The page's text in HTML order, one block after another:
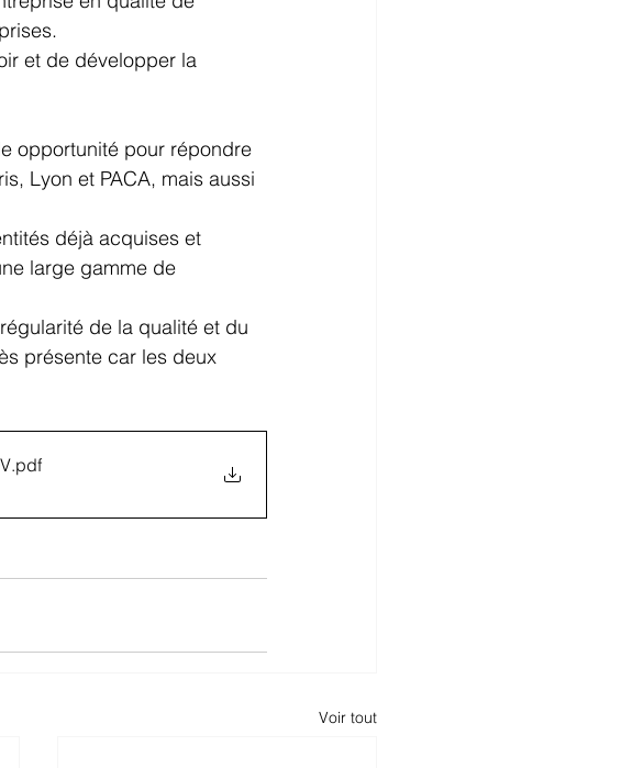
et de développer la
opportunité pour répondre
Lyon et PACA, mais aussi
déjà acquises et
large gamme de
de la qualité et du
présente car les deux
.pdf
Voir tout